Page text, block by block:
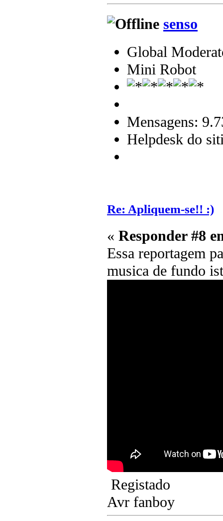
senso
Global
Mini Robot
Mensagens:
Helpdesk do
Re: Apliquem-se!! :)
« Responder #8
Essa reportagem
musica de fundo
Registado
Avr fanboy